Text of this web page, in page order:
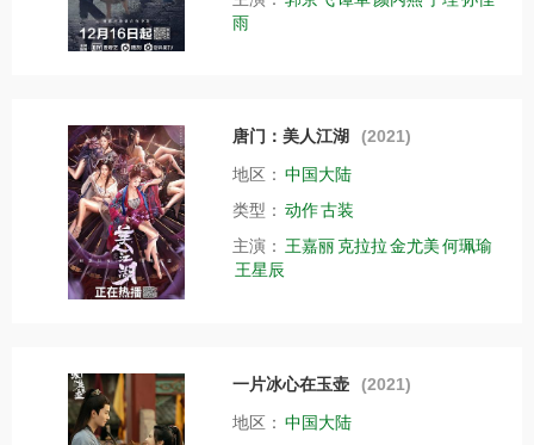
雨
唐门：美人江湖 (2021)
地区： 中国大陆
类型： 动作古装
主演： 王嘉丽克拉拉金尤美何珮瑜
王星辰
一片冰心在玉壶 (2021)
地区： 中国大陆